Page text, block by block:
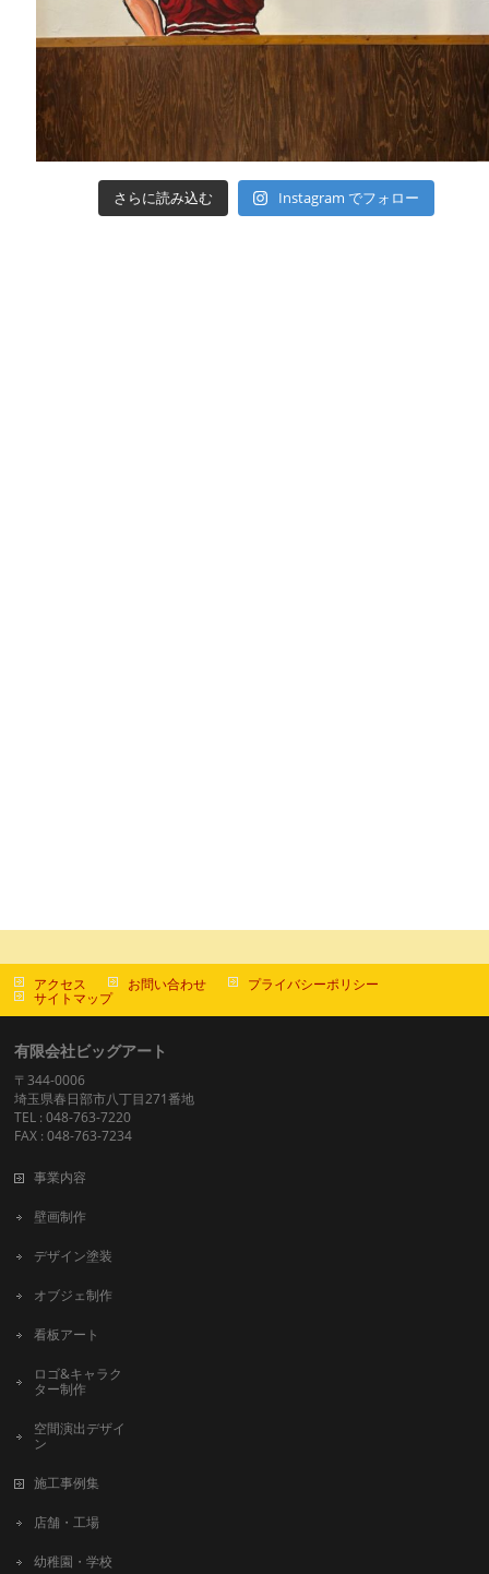
さらに読み込む Instagram でフォロー
アクセス お問い合わせ プライバシーポリシー
サイトマップ
有限会社ビッグアート
〒344-0006
埼玉県春日部市八丁目271番地
TEL : 048-763-7220
FAX : 048-763-7234
事業内容
壁画制作
デザイン塗装
オブジェ制作
看板アート
ロゴ&キャラク
ター制作
空間演出デザイ
ン
施工事例集
店舗・工場
幼稚園・学校